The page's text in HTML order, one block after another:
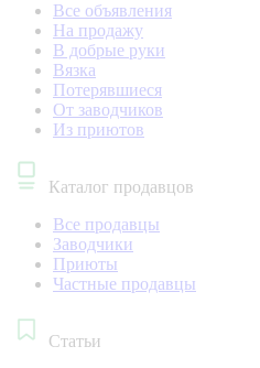
Все объявления
На продажу
В добрые руки
Вязка
Потерявшиеся
От заводчиков
Из приютов
Каталог продавцов
Все продавцы
Заводчики
Приюты
Частные продавцы
Статьи